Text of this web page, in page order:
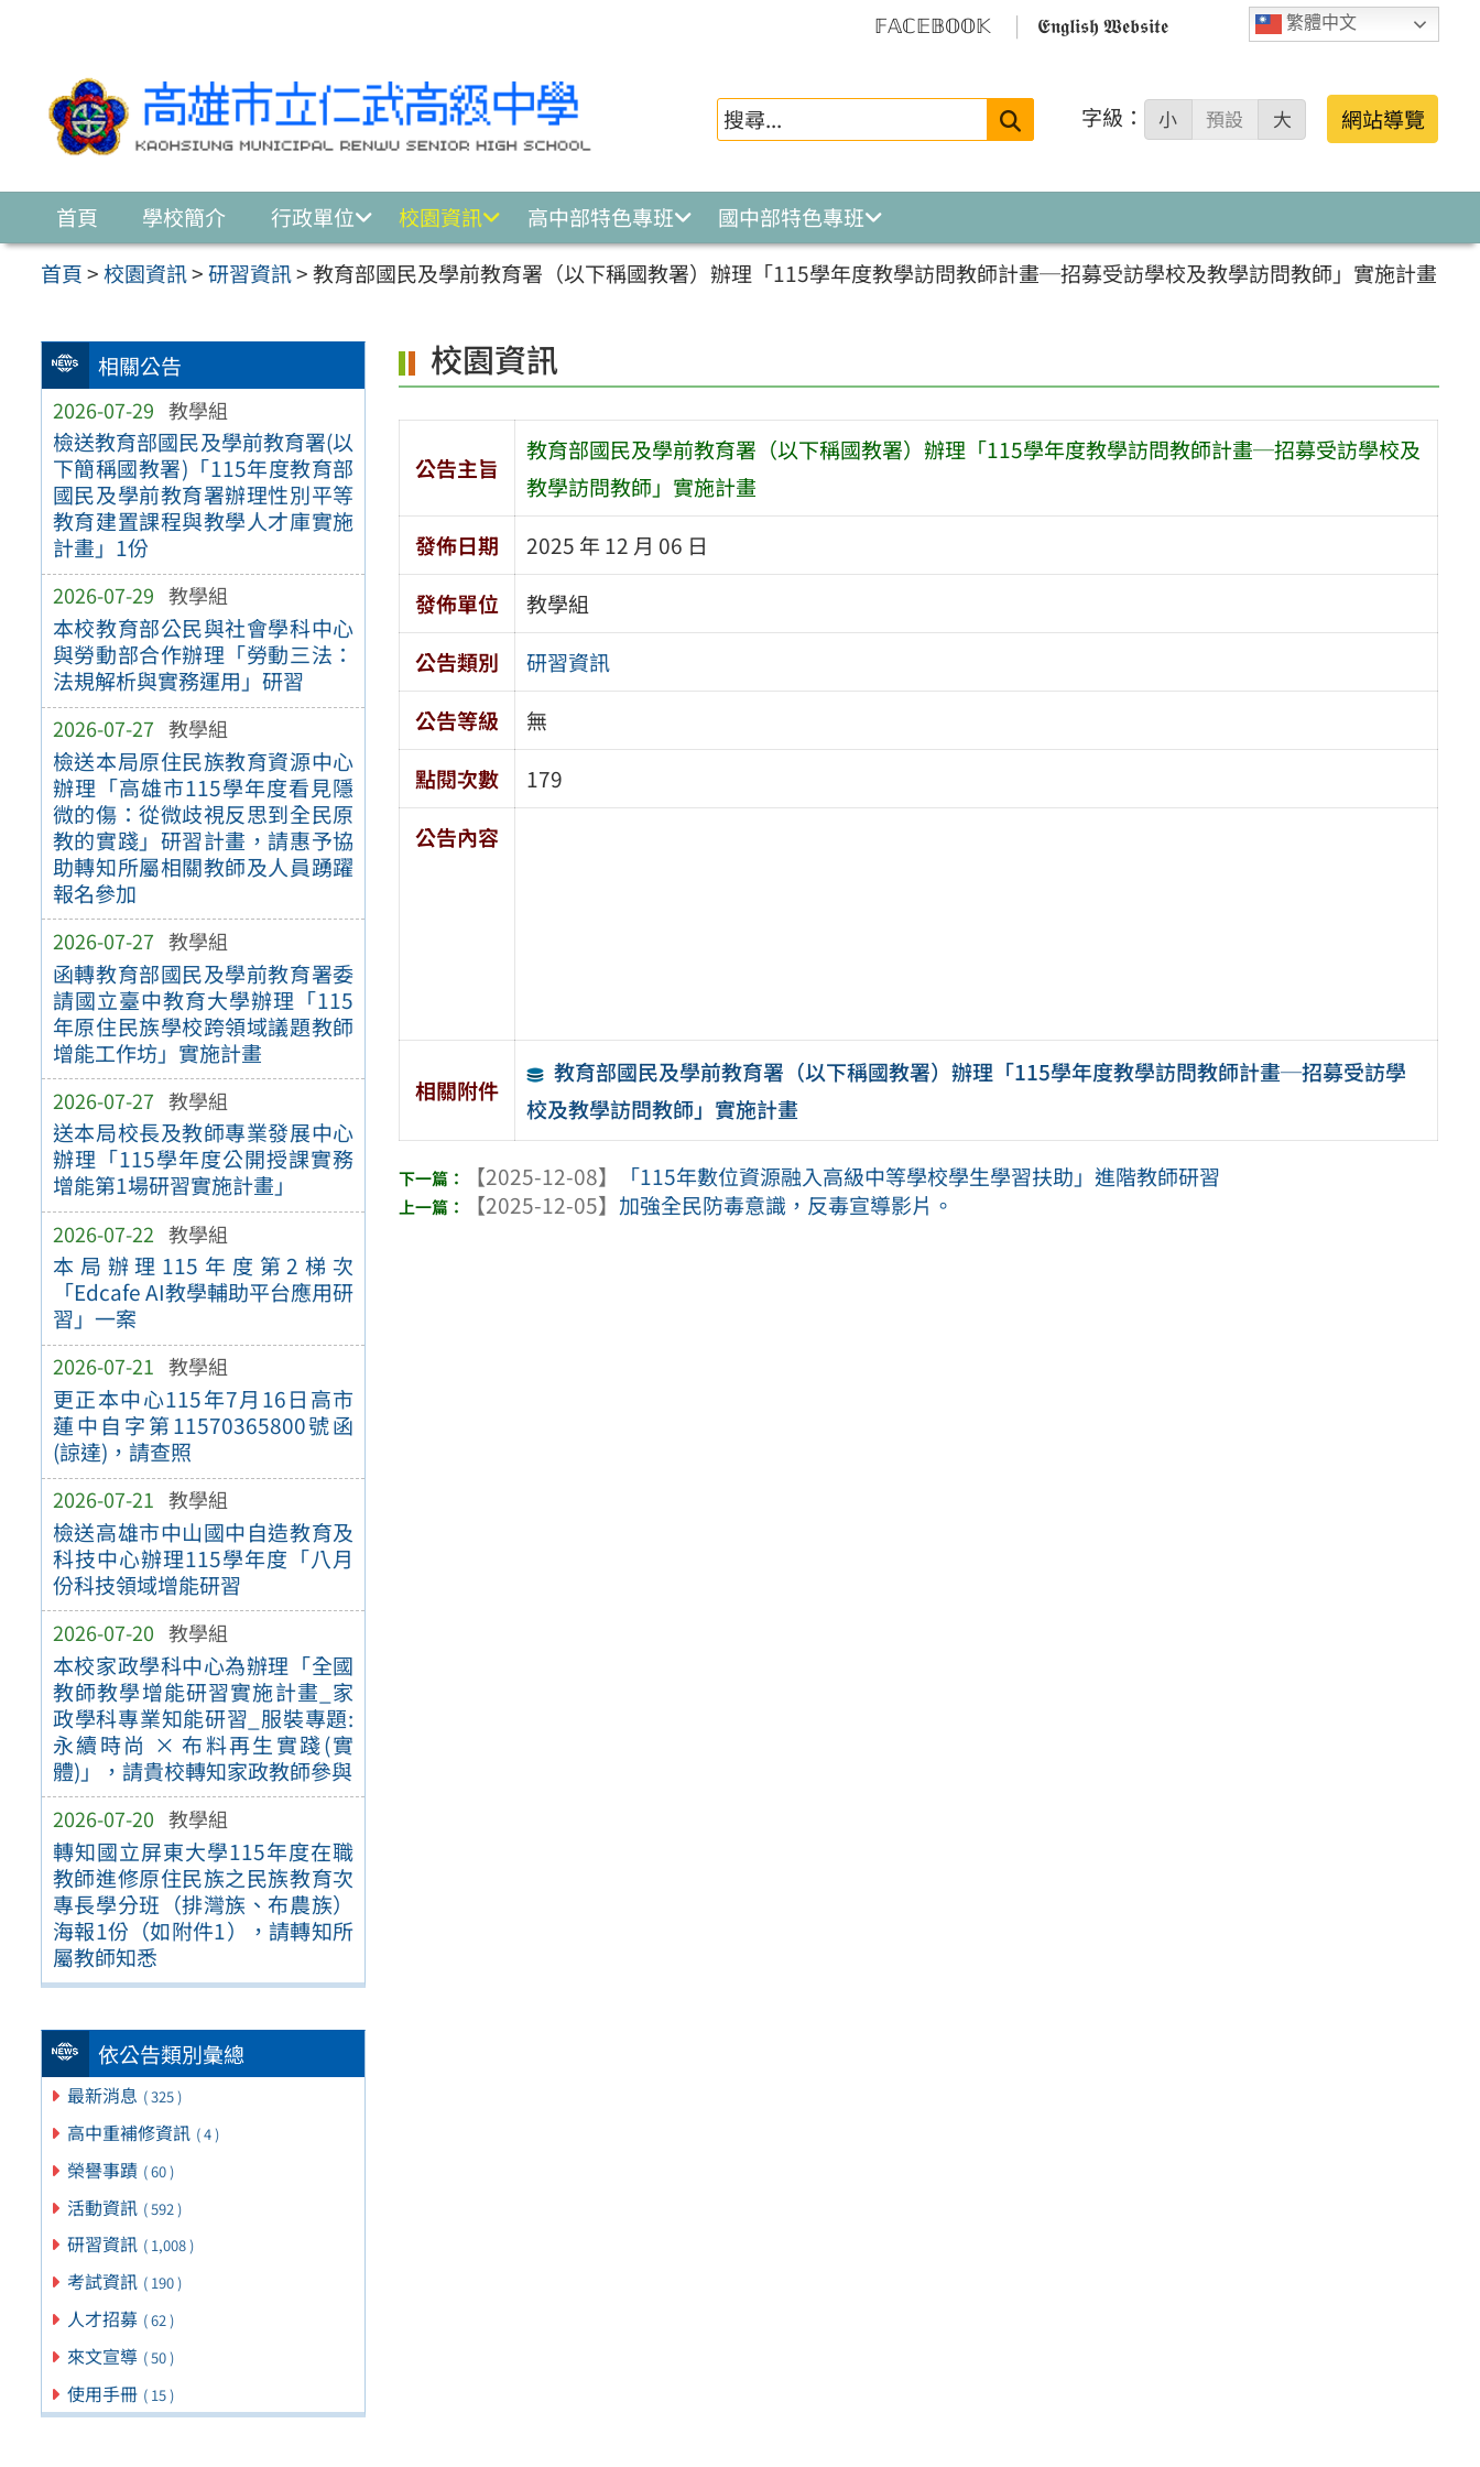
繁體中文
𝔽𝔸ℂ𝔼𝔹𝕆𝕆𝕂 𝕰𝖓𝖌𝖑𝖎𝖘𝖍 𝖂𝖊𝖇𝖘𝖎𝖙𝖊
搜
字級： 小 預設 大 網站導覽
首頁 學校簡介 行政單位 校園資訊 高中部特色專班
國中部特色專班
首頁>校園資訊>研習資訊>教育部國民及學前教育署（以下稱國教署）辦理「115學年度教學訪問教師計畫─招募受訪學校及教學訪問教師」實施計畫
相關公告
2026-07-29 教學組
檢送教育部國民及學前教育署(以
下簡稱國教署)「115年度教育部
國民及學前教育署辦理性別平等
教育建置課程與教學人才庫實施
計畫」1份
2026-07-29 教學組
本校教育部公民與社會學科中心
與勞動部合作辦理「勞動三法：
法規解析與實務運用」研習
2026-07-27 教學組
檢送本局原住民族教育資源中心
辦理「高雄市115學年度看見隱
微的傷：從微歧視反思到全民原
教的實踐」研習計畫，請惠予協
助轉知所屬相關教師及人員踴躍
報名參加
2026-07-27 教學組
函轉教育部國民及學前教育署委
請國立臺中教育大學辦理「115
年原住民族學校跨領域議題教師
增能工作坊」實施計畫
2026-07-27 教學組
送本局校長及教師專業發展中心
辦理「115學年度公開授課實務
增能第1場研習實施計畫」
2026-07-22 教學組
本局辦理115年度第2梯次
「Edcafe AI教學輔助平台應用研
習」一案
2026-07-21 教學組
更正本中心115年7月16日高市
蓮中自字第11570365800號函
(諒達)，請查照
2026-07-21 教學組
檢送高雄市中山國中自造教育及
科技中心辦理115學年度「八月
份科技領域增能研習
2026-07-20 教學組
本校家政學科中心為辦理「全國
教師教學增能研習實施計畫_家
政學科專業知能研習_服裝專題:
永續時尚 × 布料再生實踐(實
體)」，請貴校轉知家政教師參與
2026-07-20 教學組
轉知國立屏東大學115年度在職
教師進修原住民族之民族教育次
專長學分班（排灣族、布農族）
海報1份（如附件1），請轉知所
屬教師知悉
依公告類別彙總
最新消息 ( 325 )
高中重補修資訊 ( 4 )
榮譽事蹟 ( 60 )
活動資訊 ( 592 )
研習資訊 ( 1,008 )
考試資訊 ( 190 )
人才招募 ( 62 )
來文宣導 ( 50 )
使用手冊 ( 15 )
校園資訊
公告主旨
教育部國民及學前教育署（以下稱國教署）辦理「115學年度教學訪問教師計畫─招募受訪學校及
教學訪問教師」實施計畫
發佈日期
2025 年 12 月 06 日
發佈單位
教學組
公告類別
研習資訊
公告等級
無
點閱次數
179
公告內容
相關附件
教育部國民及學前教育署（以下稱國教署）辦理「115學年度教學訪問教師計畫─招募受訪學
校及教學訪問教師」實施計畫
【2025-12-08】
「115年數位資源融入高級中等學校學生學習扶助」進階教師研習
【2025-12-05】 加強全民防毒意識，反毒宣導影片。